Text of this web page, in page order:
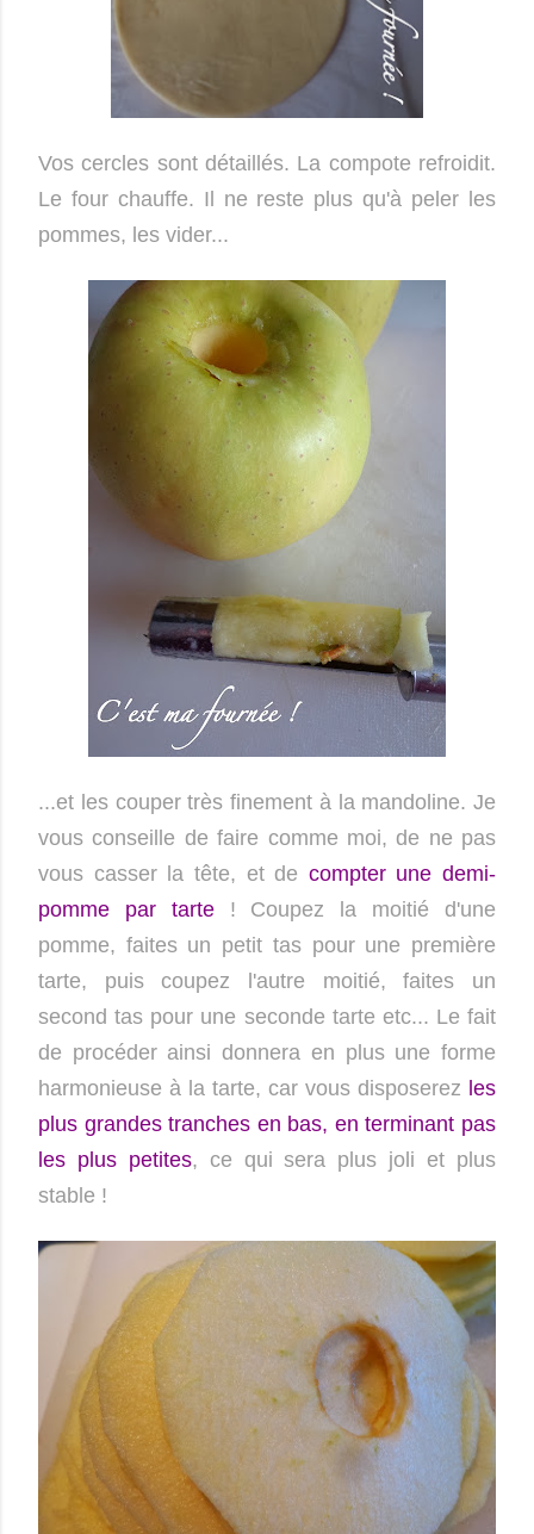
Vos cercles sont détaillés. La compote refroidit.
Le four chauffe. Il ne reste plus qu'à peler les
pommes, les vider...
...et les couper très finement à la mandoline. Je
vous conseille de faire comme moi, de ne pas
vous casser la tête, et de compter une demi-
pomme par tarte! Coupez la moitié d'une
pomme, faites un petit tas pour une première
tarte, puis coupez l'autre moitié, faites un
second tas pour une seconde tarte etc... Le fait
de procéder ainsi donnera en plus une forme
harmonieuse à la tarte, car vous disposerez les
plus grandes tranches en bas, en terminant pas
les plus petites, ce qui sera plus joli et plus
stable !